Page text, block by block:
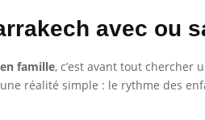
avec ou
famille, c’est avant tout chercher
réalité simple : le rythme des